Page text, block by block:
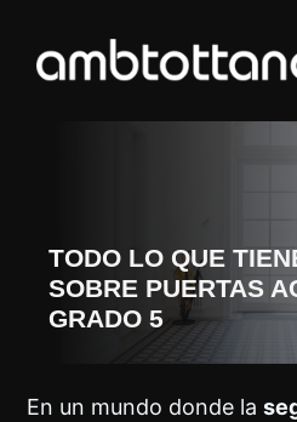
contenido
TODO LO QUE
SOBRE PUERTAS
GRADO 5
En un mundo donde la